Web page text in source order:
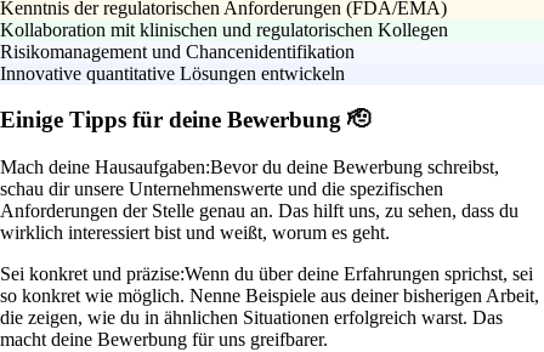
Kenntnis der regulatorischen Anforderungen (FDA/EMA)
Kollaboration mit klinischen und regulatorischen Kollegen
Risikomanagement und Chancenidentifikation
Innovative quantitative Lösungen entwickeln
Einige Tipps für deine Bewerbung 🫡
Mach deine Hausaufgaben:Bevor du deine Bewerbung schreibst,
schau dir unsere Unternehmenswerte und die spezifischen
Anforderungen der Stelle genau an. Das hilft uns, zu sehen, dass du
wirklich interessiert bist und weißt, worum es geht.
Sei konkret und präzise:Wenn du über deine Erfahrungen sprichst, sei
so konkret wie möglich. Nenne Beispiele aus deiner bisherigen Arbeit,
die zeigen, wie du in ähnlichen Situationen erfolgreich warst. Das
macht deine Bewerbung für uns greifbarer.